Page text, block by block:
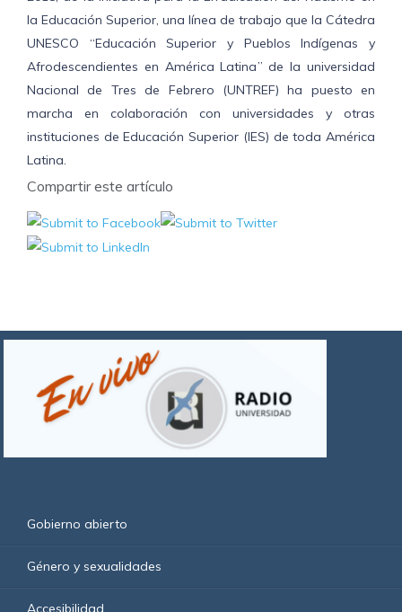
la Educación Superior, una línea de trabajo que la Cátedra
UNESCO “Educación Superior y Pueblos Indígenas y
Afrodescendientes en América Latina” de la universidad
Nacional de Tres de Febrero (UNTREF) ha puesto en
marcha en colaboración con universidades y otras
instituciones de Educación Superior (IES) de toda América
Latina.
Compartir este artículo
Gobierno abierto
Género y sexualidades
Accesibilidad